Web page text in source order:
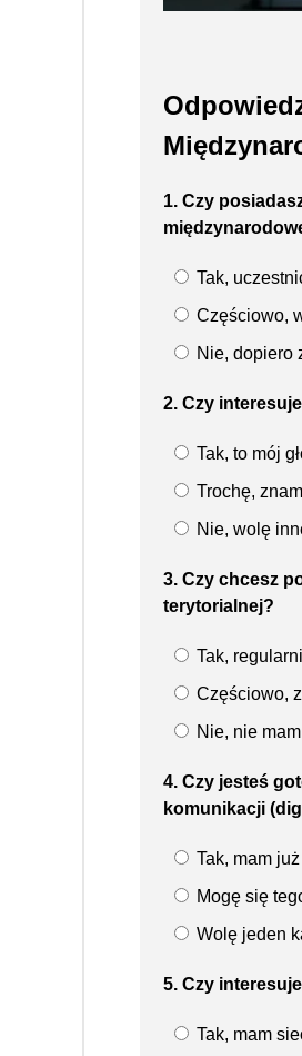
1. Czy
Tak,
Częściowo,
Nie, dopiero
2. Czy
Tak, to mój
Trochę,
Nie, wolę
3. Czy chcesz
terytorialnej?
Tak,
Częściowo,
Nie, nie
4. Czy jesteś
komunikacji
Tak, mam
Mogę się
Wolę jeden
5. Czy
Tak, mam